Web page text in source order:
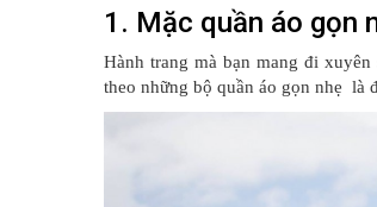
1. Mặc quần áo gọn
Hành trang mà bạn mang đi
theo những bộ quần áo gọn nhẹ là